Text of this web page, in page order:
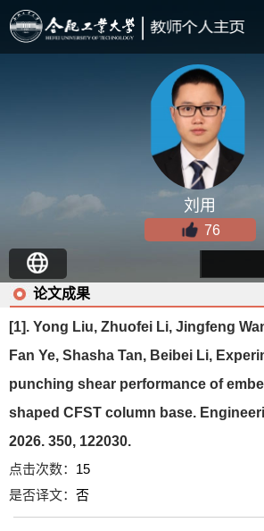
刘用
76
论文成果
[1]. Yong Liu, Zhuofei Li, Jingfeng
Fan Ye, Shasha Tan, Beibei Li,
punching shear performance of
shaped CFST column base.
2026. 350, 122030.
点击次数： 15
是否译文：否